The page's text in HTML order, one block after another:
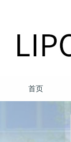
首页